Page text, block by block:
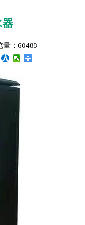
器
量：60488